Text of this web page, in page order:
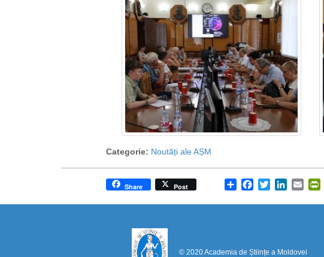
Categorie: Noutăți ale AȘM
Share
Share Post Facebook
TwitterLinkedIn
Email
© 2020 Academia de Științe a Moldovei